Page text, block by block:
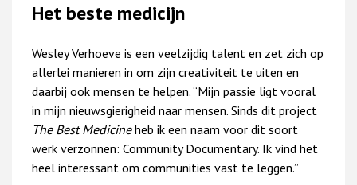
Het beste medicijn
Wesley Verhoeve is een veelzijdig talent en zet zich op
allerlei manieren in om zijn creativiteit te uiten en
daarbij ook mensen te helpen. “Mijn passie ligt vooral
in mijn nieuwsgierigheid naar mensen. Sinds dit project
The Best Medicineheb ik een naam voor dit soort
werk verzonnen: Community Documentary. Ik vind het
heel interessant om communities vast te leggen.”